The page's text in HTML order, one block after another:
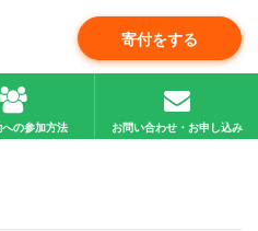
寄付をする
の参加方法 お問い合わせ・お申し込み